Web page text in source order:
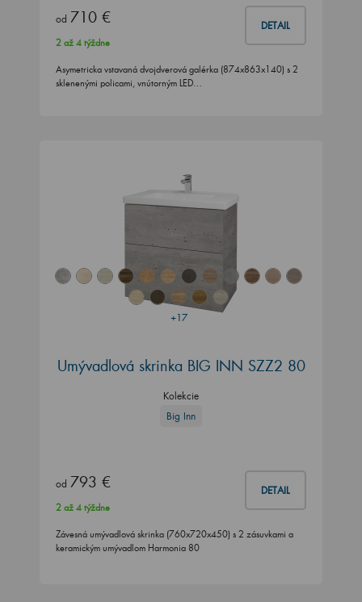
od 710 € DETAIL
2 až 4 týždne
Asymetricka vstavaná dvojdverová galérka (874x863x140) s 2
sklenenými policami, vnútorným LED…
+17
Umývadlová skrinka BIG INN SZZ2 80
Kolekcie
Big Inn
od 793 € DETAIL
2 až 4 týždne
Závesná umývadlová skrinka (760x720x450) s 2 zásuvkami a
keramickým umývadlom Harmonia 80